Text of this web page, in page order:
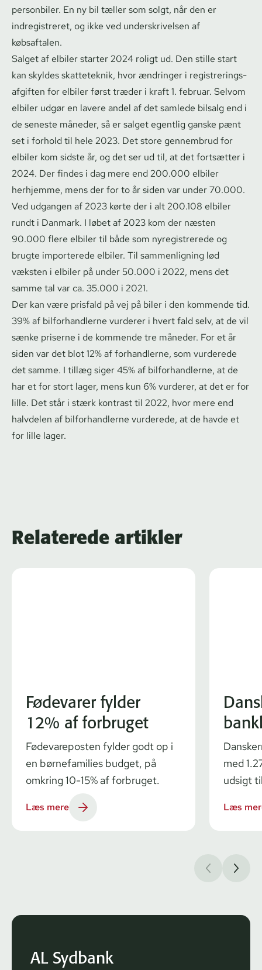
personbiler. En ny bil tæller som solgt, når den er
indregistreret, og ikke ved un­der­skri­vel­sen af
købsaftalen.
Salget af elbiler starter 2024 roligt ud. Den stille start
kan skyldes skatteteknik, hvor ændringer i re­gi­stre­rings­
af­gif­ten for elbiler først træder i kraft 1. februar. Selvom
elbiler udgør en lavere andel af det samlede bilsalg end i
de seneste måneder, så er salget egentlig ganske pænt
set i forhold til hele 2023. Det store gennembrud for
elbiler kom sidste år, og det ser ud til, at det fortsætter i
2024. Der findes i dag mere end 200.000 elbiler
herhjemme, mens der for to år siden var under 70.000.
Ved udgangen af 2023 kørte der i alt 200.108 elbiler
rundt i Danmark. I løbet af 2023 kom der næsten
90.000 flere elbiler til både som nyregistrerede og
brugte importerede elbiler. Til sammenligning lød
væksten i elbiler på under 50.000 i 2022, mens det
samme tal var ca. 35.000 i 2021.
Der kan være prisfald på vej på biler i den kommende tid.
39% af bil­for­hand­ler­ne vurderer i hvert fald selv, at de vil
sænke priserne i de kommende tre måneder. For et år
siden var det blot 12% af forhandlerne, som vurderede
det samme. I tillæg siger 45% af bil­for­hand­ler­ne, at de
har et for stort lager, mens kun 6% vurderer, at det er for
lille. Det står i stærk kontrast til 2022, hvor mere end
halvdelen af bil­for­hand­ler­ne vurderede, at de havde et
for lille lager.
Relaterede artikler
Fødevarer fylder
12% af forbruget
Fødevareposten fylder godt op i
en børnefamilies budget, på
omkring 10-15% af forbruget.
Læs mere
med
udsigt
Læs
AL Sydbank